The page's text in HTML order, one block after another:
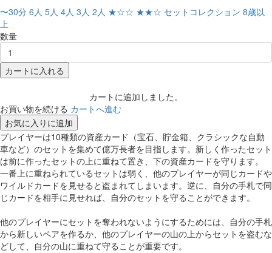
〜30分 6人 5人 4人 3人 2人 ★☆☆ ★★☆ セットコレクション 8歳以
上
数量
カートに入れる
カートに追加しました。
お買い物を続ける カートへ進む
お気に入りに追加
プレイヤーは10種類の資産カード（宝石、貯金箱、クラシックな自動
車など）のセットを集めて億万長者を目指します。新しく作ったセット
は前に作ったセットの上に重ねて置き、下の資産カードを守ります。
一番上に重ねられているセットは弱く、他のプレイヤーが同じカードや
ワイルドカードを見せると盗まれてしまいます。逆に、自分の手札で同
じカードを相手に見せれば、自分のセットを守ることができます。
他のプレイヤーにセットを奪われないようにするためには、自分の手札
から新しいペアを作るか、他のプレイヤーの山の上からセットを盗むな
どして、自分の山に重ねて守ることが重要です。